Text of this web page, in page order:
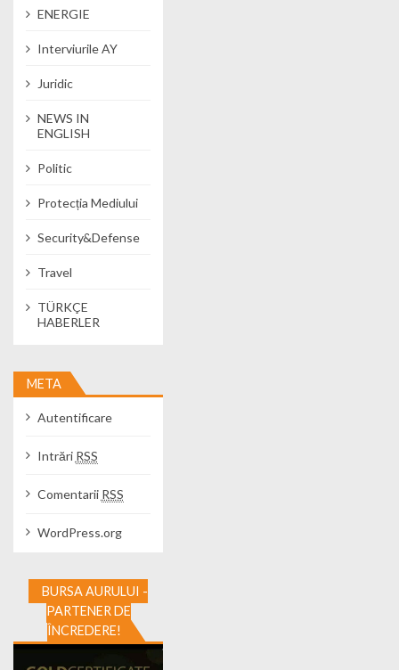
ENERGIE
Interviurile AY
Juridic
NEWS IN
ENGLISH
Politic
Protecția Mediului
Security&Defense
Travel
TÜRKÇE
HABERLER
META
Autentificare
Intrări RSS
Comentarii RSS
WordPress.org
BURSA AURULUI -
PARTENER DE
ÎNCREDERE!